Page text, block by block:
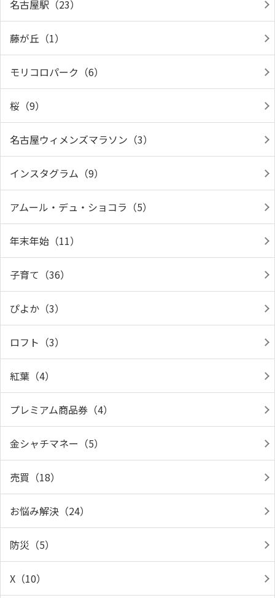
名古屋駅（23）
藤が丘（1）
モリコロパーク（6）
桜（9）
名古屋ウィメンズマラソン（3）
インスタグラム（9）
アムール・デュ・ショコラ（5）
年末年始（11）
子育て（36）
ぴよか（3）
ロフト（3）
紅葉（4）
プレミアム商品券（4）
金シャチマネー（5）
売買（18）
お悩み解決（24）
防災（5）
X（10）